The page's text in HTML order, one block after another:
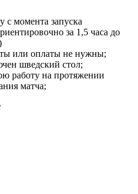
с момента запуска
за 1,5 часа до
или оплаты не нужны;
шведский стол;
работу на протяжении
матча;